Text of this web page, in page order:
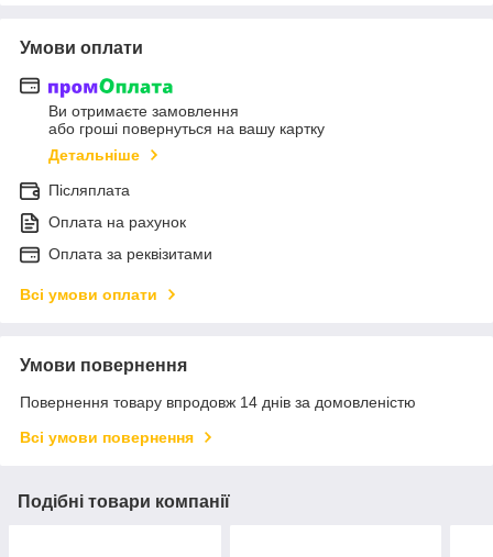
Умови оплати
Ви отримаєте замовлення
або гроші повернуться на вашу картку
Детальніше
Післяплата
Оплата на рахунок
Оплата за реквізитами
Всі умови оплати
Умови повернення
Повернення товару впродовж 14 днів за домовленістю
Всі умови повернення
Подібні товари компанії